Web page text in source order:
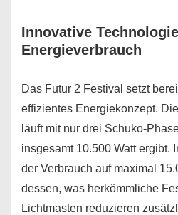
Innovative
Energieverbrauch
Das Futur 2 Festival setzt
effizientes Energiekonzept.
läuft mit nur drei Schuko-
insgesamt 10.500 Watt ergibt.
der Verbrauch auf maximal
dessen, was herkömmliche
Lichtmasten reduzieren